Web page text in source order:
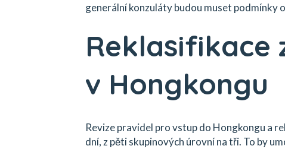
generální konzuláty budou muset podmínky
Reklasifikace
v Hongkongu
Revize pravidel pro vstup do Hongkongu a
dní, z pěti skupinových úrovní na tři. To by